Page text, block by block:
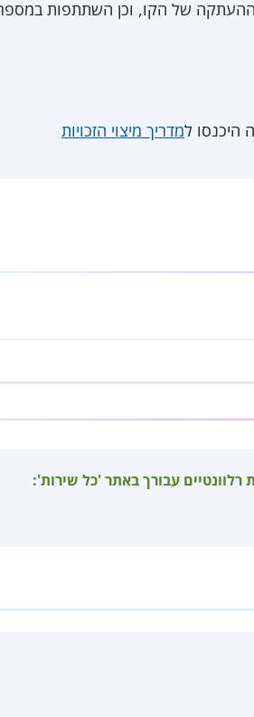
מדמי ההתקנה או ההעתקה של הקו, וכן
היכנסו למדריך מיצוי הזכויות
רלוונטיים עבורך באתר 'כל שירות':